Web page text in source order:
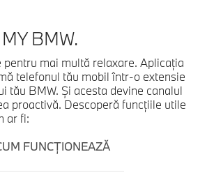
BMW.
mai multă relaxare. Aplicaţia
telefonul tău mobil într-o extensie
tău BMW. Şi acesta devine canalul
proactivă. Descoperă funcţiile utile
ar fi:
FUNCŢIONEAZĂ